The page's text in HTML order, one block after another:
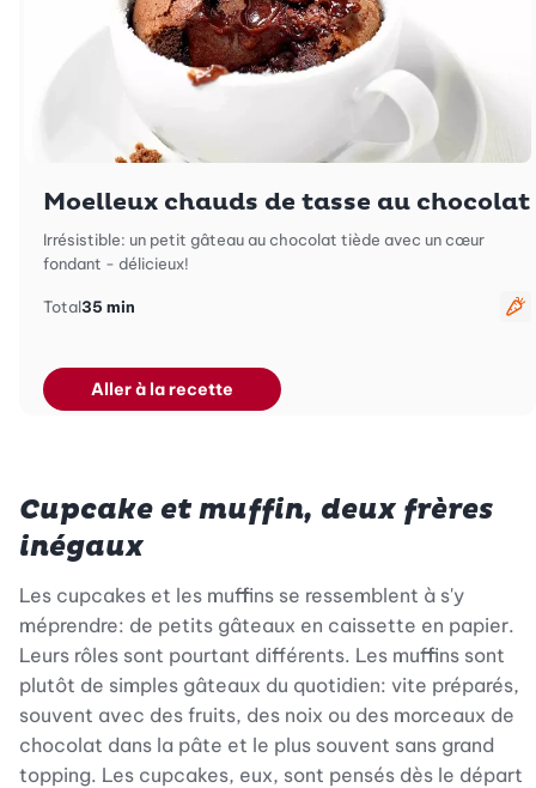
Moelleux chauds de tasse au chocolat
Irrésistible: un petit gâteau au chocolat tiède avec un cœur
fondant - délicieux!
Total35 min
Aller à la recette
Cupcake et muffin, deux frères
inégaux
Les cupcakes et les muffins se ressemblent à s'y
méprendre: de petits gâteaux en caissette en papier.
Leurs rôles sont pourtant différents. Les muffins sont
plutôt de simples gâteaux du quotidien: vite préparés,
souvent avec des fruits, des noix ou des morceaux de
chocolat dans la pâte et le plus souvent sans grand
topping. Les cupcakes, eux, sont pensés dès le départ